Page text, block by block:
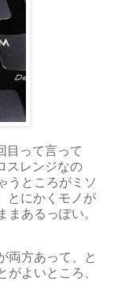
目って言って
スレンジなの
うところがミソ
とにかくモノが
あるっぽい。
両方あって、と
よいところ、